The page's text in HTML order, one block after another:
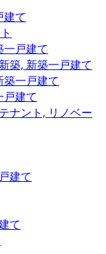
建て
一戸建て
新築, 新築一戸建て
築一戸建て
戸建て
テナント, リノベー
建て
て